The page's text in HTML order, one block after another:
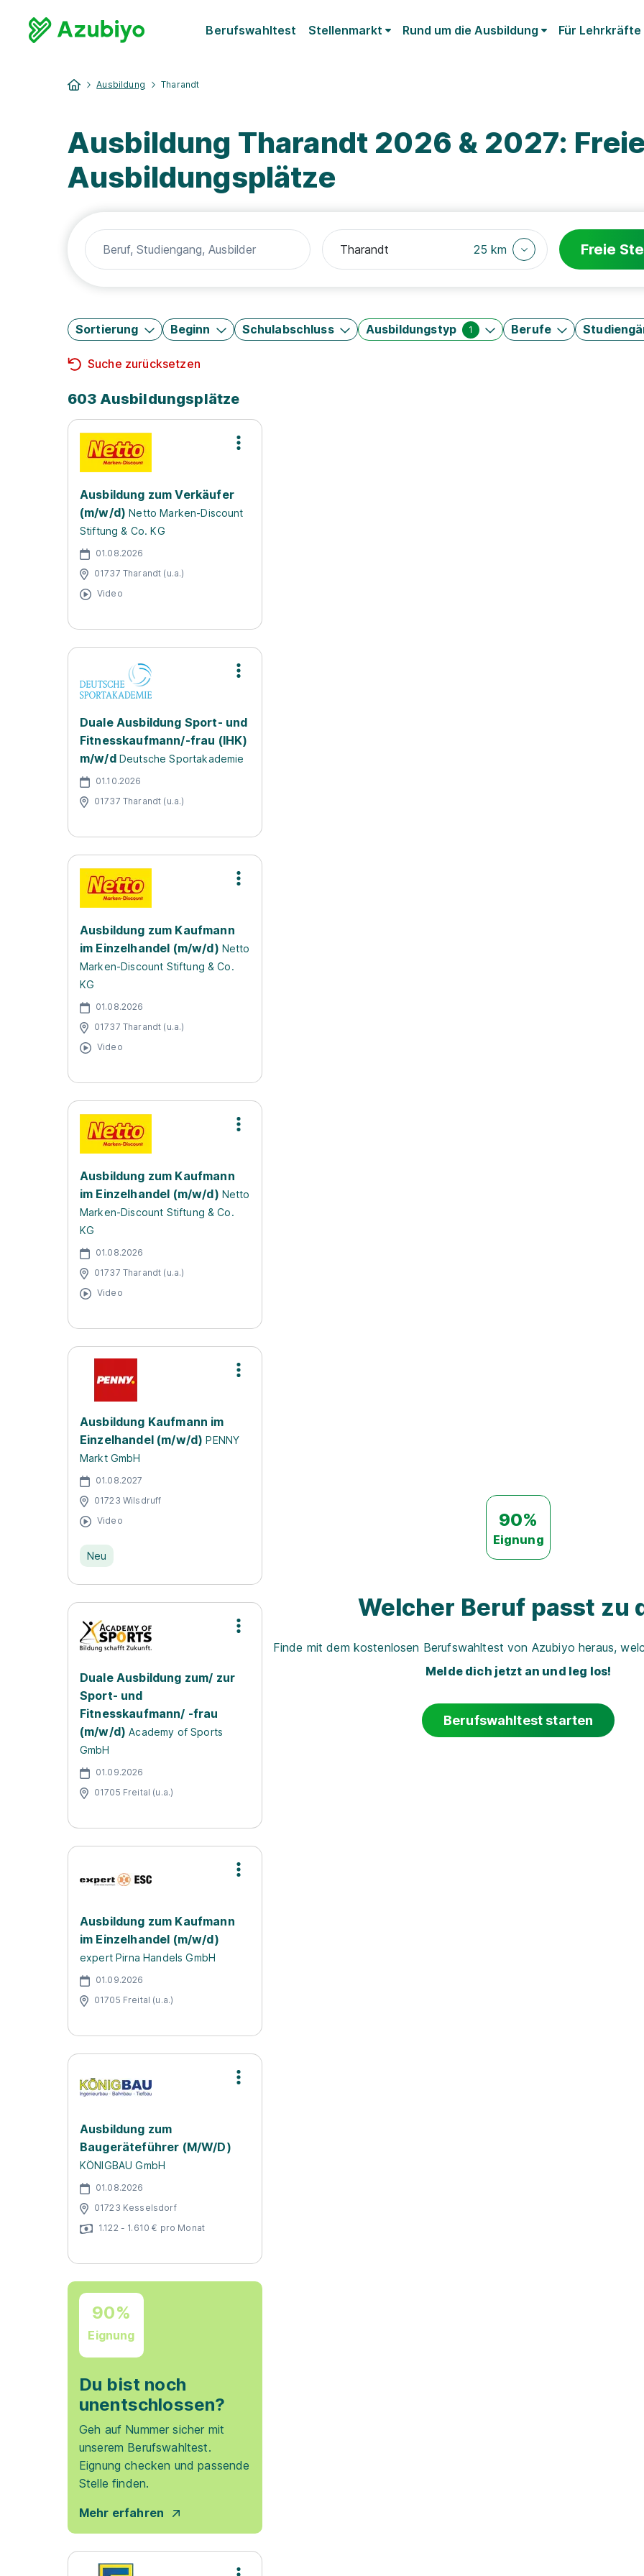
Berufswahltest Stellenmarkt Rund um die Ausbildung Für Lehrkräfte
Ausbildung Tharandt
Ausbildung Tharandt 2026 & 2027:
Ausbildungsplätze
25 km Freie
Sortierung Beginn Schulabschluss Ausbildungstyp 1 Berufe
Suche zurücksetzen
603 Ausbildungsplätze
Ausbildung zum Verkäufer
(m/w/d) Netto Marken-Discount
Stiftung & Co. KG
01.08.2026
01737 Tharandt (u.a.)
Video
Duale Ausbildung Sport- und
Fitnesskaufmann/-frau (IHK)
m/w/d Deutsche Sportakademie
01.10.2026
01737 Tharandt (u.a.)
Ausbildung zum Kaufmann
im Einzelhandel (m/w/d) Netto
Marken-Discount Stiftung & Co.
KG
01.08.2026
01737 Tharandt (u.a.)
Video
Ausbildung zum Kaufmann
im Einzelhandel (m/w/d) Netto
Marken-Discount Stiftung & Co.
KG
01.08.2026
01737 Tharandt (u.a.)
Video
Ausbildung Kaufmann im
Einzelhandel (m/w/d) PENNY
Markt GmbH
01.08.2027
01723 Wilsdruff
Video
Neu
Duale Ausbildung zum/ zur
Sport- und
Fitnesskaufmann/ -frau
(m/w/d) Academy of Sports
GmbH
01.09.2026
01705 Freital (u.a.)
Ausbildung zum Kaufmann
im Einzelhandel (m/w/d)
expert Pirna Handels GmbH
01.09.2026
01705 Freital (u.a.)
Ausbildung zum
Baugeräteführer (M/W/D)
KÖNIGBAU GmbH
01.08.2026
01723 Kesselsdorf
1.122 - 1.610 € pro Monat
90%
Eignung
Du bist noch
unentschlossen?
Geh auf Nummer sicher mit
unserem Berufswahltest.
Eignung checken und passende
Stelle finden.
Mehr erfahren
90%
Eignung
Welcher Beruf passt zu
Finde mit dem kostenlosen Berufswahltest von Azubiyo heraus,
Melde dich jetzt an und leg los!
Berufswahltest starten